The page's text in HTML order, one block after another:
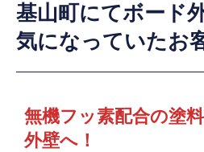
基山町にてボード
気になっていたお
無機フッ素配合の塗
外壁へ！